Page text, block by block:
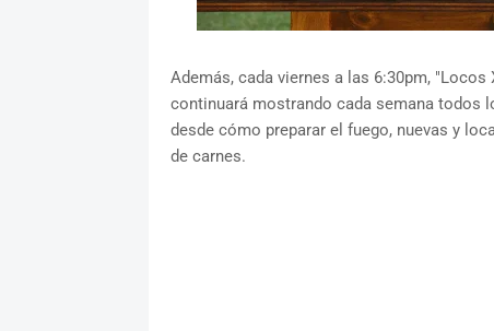
Además, cada viernes a las 6:30pm,
continuará mostrando cada semana todos
desde cómo preparar el fuego, nuevas y
de carnes.